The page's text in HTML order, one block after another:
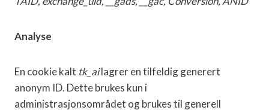
Analyse
En cookie kalt tk_ailagrer en tilfeldig generert
anonym ID. Dette brukes kun i
administrasjonsområdet og brukes til generell